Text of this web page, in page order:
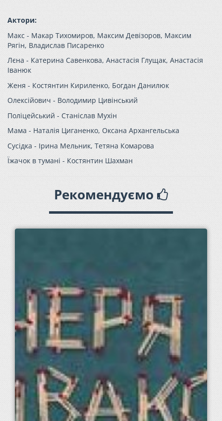
Актори:
Макс - Макар Тихомиров, Максим Девізоров, Максим
Рягін, Владислав Писаренко
Лєна - Катерина Савенкова, Анастасія Глущак, Анастасія
Іванюк
Женя - Костянтин Кириленко, Богдан Данилюк
Олексійович - Володимир Цивінський
Поліцейський - Станіслав Мухін
Мама - Наталія Циганенко, Оксана Архангельська
Сусідка - Ірина Мельник, Тетяна Комарова
Їжачок в тумані - Костянтин Шахман
Рекомендуємо